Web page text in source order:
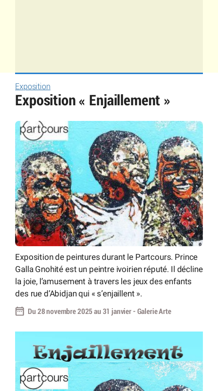
Exposition
Exposition « Enjaillement »
Exposition de peintures durant le Partcours. Prince
Galla Gnohité est un peintre ivoirien réputé. Il décline
la joie, l’amusement à travers les jeux des enfants
des rue d’Abidjan qui « s’enjaillent ».
Du 28 novembre 2025 au 31 janvier - Galerie Arte